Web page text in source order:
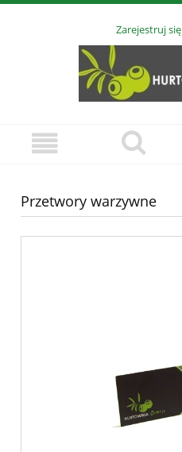
Zarejestruj się
Przetwory warzywne